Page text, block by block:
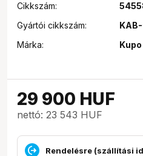
Cikkszám:
Gyártói cikkszám:
Márka:
Kupo
29 900 HUF
nettó: 23 543 HUF
Rendelésre (szállítási